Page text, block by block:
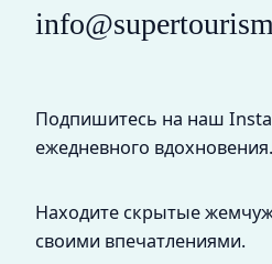
Подпишитесь на наш
ежедневного вдохновения.
Находите скрытые
своими впечатлениями.